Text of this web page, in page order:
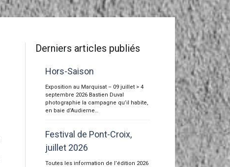
Derniers articles publiés
Hors-Saison
Exposition au Marquisat – 09 juillet > 4
septembre 2026 Bastien Duval
photographie la campagne qu’il habite,
en baie d’Audierne…
Festival de Pont-Croix,
juillet 2026
Toutes les information de l’édition 2026